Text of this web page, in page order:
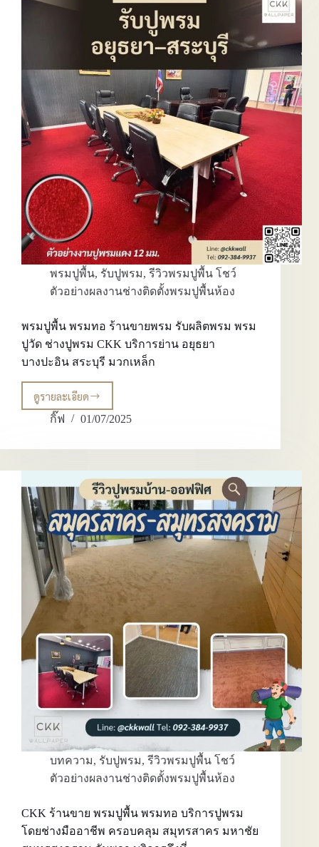
แผ่น
ตัวอย่าง
ผล
งาน
ช่าง
ปู
พรม
ตกแต่ง
ภายใน
พรมปูพื้น, รับปูพรม, รีวิวพรมปูพื้น โชว์
ตัวอย่างผลงานช่างติดตั้งพรมปูพื้นห้อง
พรมปูพื้น พรมทอ ร้านขายพรม รับผลิตพรม พรม
ปูวัด ช่างปูพรม CKK บริการย่าน อยุธยา
บางปะอิน สระบุรี มวกเหล็ก
ดูรายละเอียด
พรม
ปู
ร้าน
ขาย
พรม
รับ
ผลิต
พรม
พรม
ปู
วัด
ช่าง
ปู
CKK
บริการ
ย่าน
อยุธยา
บางปะอิน
สระบุรี
มวก
เหล็ก
กิ๊ฟ 01/07/2025
บทความ, รับปูพรม, รีวิวพรมปูพื้น โชว์
ตัวอย่างผลงานช่างติดตั้งพรมปูพื้นห้อง
CKK ร้านขาย พรมปูพื้น พรมทอ บริการปูพรม
โดยช่างมืออาชีพ ครอบคลุม สมุทรสาคร มหาชัย